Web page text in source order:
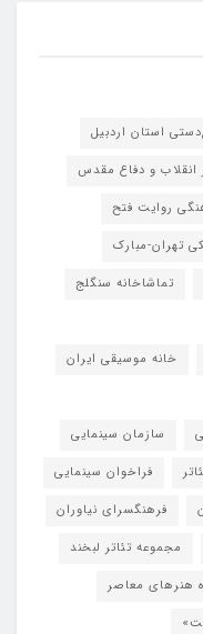
استان اردبیل
انقلاب و دفاع مقدس
روایت فتح
تهران-مبارک
تماشاخانه سنگلج
خانه موسیقی ایران
سازمان سینمایی
فراخوان سینمایی
فرهنگسرای نیاوران
مجموعه تئاتر لبخند
هنرهای معاصر